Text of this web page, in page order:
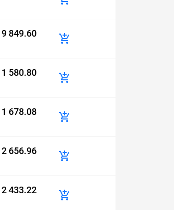
9 849.60
1 580.80
1 678.08
2 656.96
2 433.22